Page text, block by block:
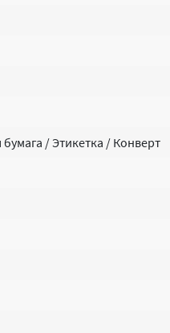
/ Этикетка / Конверт